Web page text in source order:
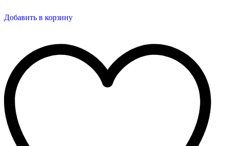
Добавить в корзину